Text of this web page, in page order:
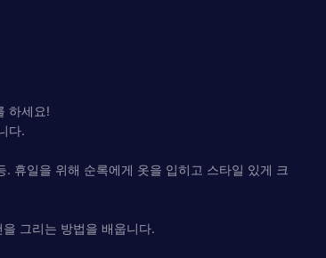
하세요!
다.
휴일을 위해 순록에게 옷을 입히고 스타일 있게 크
그리는 방법을 배웁니다.